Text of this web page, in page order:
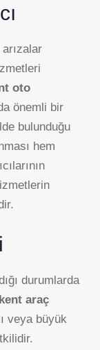
oto
önemli bir
bulunduğu
hem
durumlarda
araç
veya büyük